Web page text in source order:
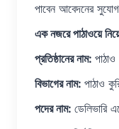
পাবেন আবেদনের
এক নজরে পাঠাওয়ে
প্রতিষ্ঠানের নাম: পাঠাও
বিভাগের নাম: পাঠাও
পদের নাম: ডেলিভারি